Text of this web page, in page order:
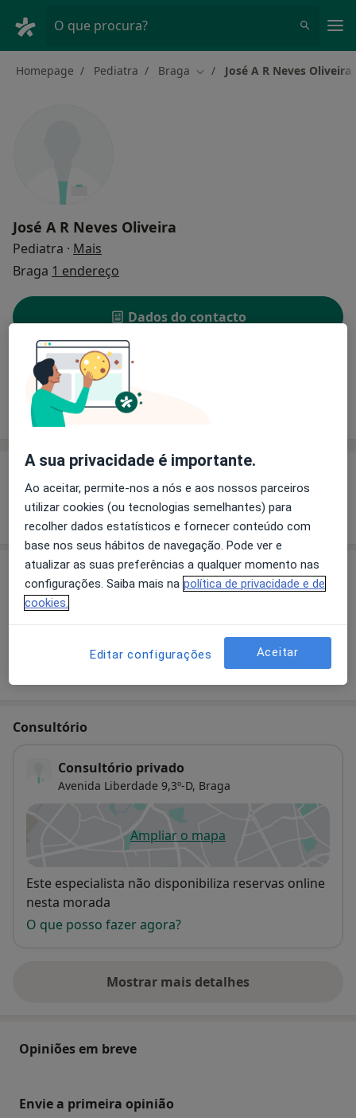
O que procura?
Homepage Pediatra Braga Mudar de cidade
José A R Neves Oliveira
José A R Neves Oliveira
Pediatra · Mais
Braga 1 endereço
Dados do contacto
Solicite um atendimento
Experiência Preços
Experiência
Mostrar mais detalhes
sobre a experiência
Preços
Sem informação sobre serviços e preços
informação sobre serviços
Consultório
Consultório privado
Avenida Liberdade 9,3º-D, Braga
Ampliar o mapaabre num novo separador
Disponibilidade
Este especialista não disponibiliza reservas online
nesta morada
O que posso fazer agora?
Mostrar mais detalhes
sobre o endereço
Opiniões em breve
Envie a primeira opinião
A sua privacidade é importante.
Ao aceitar, permite-nos a nós e aos nossos parceiros
utilizar cookies (ou tecnologias semelhantes) para
recolher dados estatísticos e fornecer conteúdo com
base nos seus hábitos de navegação. Pode ver e
atualizar as suas preferências a qualquer momento nas
configurações. Saiba mais na política de privacidade e de
cookies.
Editar configurações Aceitar